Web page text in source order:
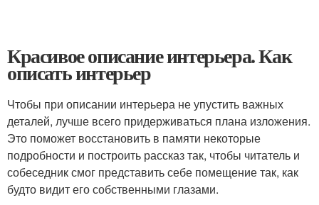
Красивое описание интерьера. Как
описать интерьер
Чтобы при описании интерьера не упустить важных
деталей, лучше всего придерживаться плана изложения.
Это поможет восстановить в памяти некоторые
подробности и построить рассказ так, чтобы читатель и
собеседник смог представить себе помещение так, как
будто видит его собственными глазами.